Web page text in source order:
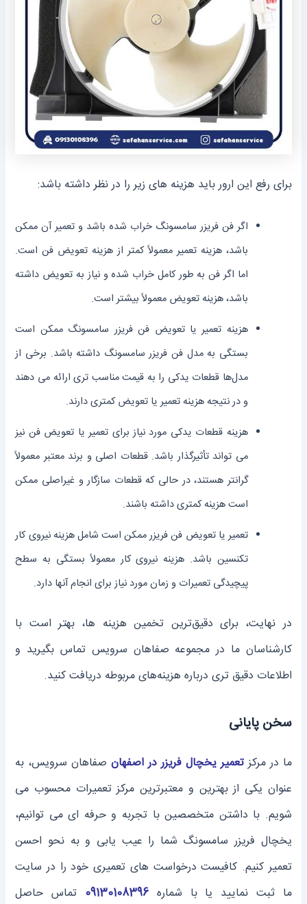
برای رفع این ارور باید هزینه های زیر را در نظر داشته باشد:
اگر فن فریزر سامسونگ خراب شده باشد و تعمیر آن ممکن
باشد، هزینه تعمیر معمولاً کمتر از هزینه تعویض فن است.
اما اگر فن به طور کامل خراب شده و نیاز به تعویض داشته
باشد، هزینه تعویض معمولاً بیشتر است.
هزینه تعمیر یا تعویض فن فریزر سامسونگ ممکن است
بستگی به مدل فن فریزر سامسونگ داشته باشد. برخی از
مدل‌ها قطعات یدکی را به قیمت مناسب ‌تری ارائه می‌ دهند
و در نتیجه هزینه تعمیر یا تعویض کمتری دارند.
هزینه قطعات یدکی مورد نیاز برای تعمیر یا تعویض فن نیز
می ‌تواند تأثیرگذار باشد. قطعات اصلی و برند معتبر معمولاً
گرانتر هستند، در حالی که قطعات سازگار و غیراصلی ممکن
است هزینه کمتری داشته باشند.
تعمیر یا تعویض فن فریزر ممکن است شامل هزینه نیروی کار
تکنسین باشد. هزینه نیروی کار معمولاً بستگی به سطح
پیچیدگی تعمیرات و زمان مورد نیاز برای انجام آنها دارد.
در نهایت، برای دقیق‌ترین تخمین هزینه ‌ها، بهتر است با
کارشناسان ما در مجموعه صفاهان سرویس تماس بگیرید و
اطلاعات دقیق‌ تری درباره هزینه‌های مربوطه دریافت کنید.
سخن پایانی
ما در مرکزتعمیر یخچال فریزر در اصفهانصفاهان سرویس، به
عنوان یکی از بهترین و معتبرترین مرکز تعمیرات محسوب می
‌شویم. با داشتن متخصصین با تجربه و حرفه ‌ای می ‌توانیم،
یخچال فریزر سامسونگ شما را عیب یابی و به نحو احسن
تعمیر کنیم. کافیست درخواست‌ های تعمیری خود را در سایت
ما ثبت نمایید یا با شماره09130108396 تماس حاصل